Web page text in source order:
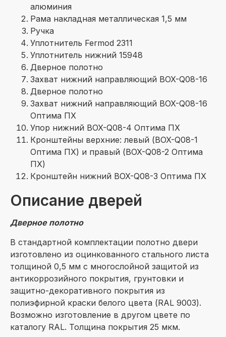
алюминия
Рама накладная металлическая 1,5 мм
Ручка
Уплотнитель Fermod 2311
Уплотнитель нижний 15948
Дверное полотно
Захват нижний направляющий BOX-Q08-16
Дверное полотно
Захват нижний направляющий BOX-Q08-16
Оптима ПХ
Упор нижний BOX-Q08-4 Оптима ПХ
Кронштейны верхние: левый (BOX-Q08-1
Оптима ПХ) и правый (BOX-Q08-2 Оптима
ПХ)
Кронштейн нижний BOX-Q08-3 Оптима ПХ
Описание дверей
Дверное полотно
В стандартной комплектации полотно двери
изготовлено из оцинкованного стального листа
толщиной 0,5 мм с многослойной защитой из
антикоррозийного покрытия, грунтовки и
защитно-декоративного покрытия из
полиэфирной краски белого цвета (RAL 9003).
Возможно изготовление в другом цвете по
каталогу RAL. Толщина покрытия 25 мкм.